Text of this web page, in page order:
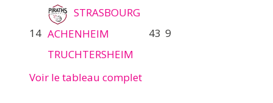
14
STRASBOURG
ACHENHEIM
TRUCHTERSHEIM
43 9
Voir le tableau complet